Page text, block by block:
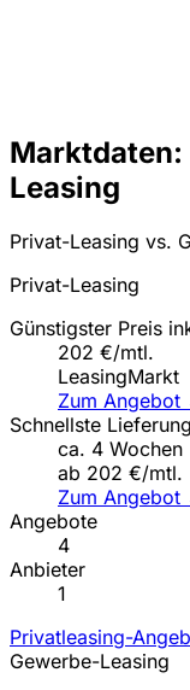
Marktdaten:
Leasing
Privat-Leasing vs.
Privat-Leasing
Günstigster Preis
202 €/mtl.
LeasingMarkt
Zum Angebot
Schnellste Lieferung
ca. 4 Wochen
ab 202 €/mtl.
Zum Angebot
Angebote
4
Anbieter
1
Privatleasing-
Gewerbe-Leasing